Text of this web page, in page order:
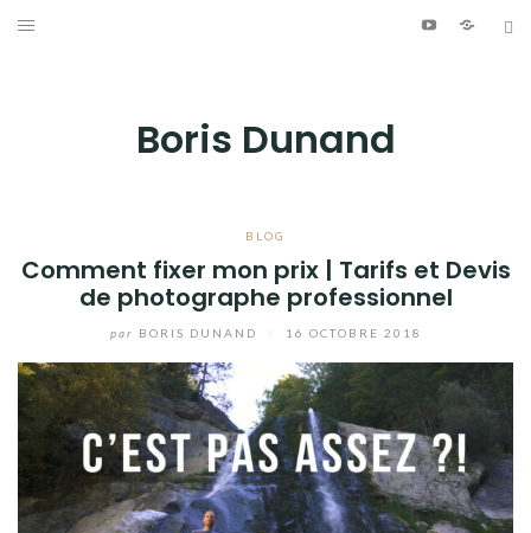
Aller
Youtube
Boris Dunand
BLOG
Comment fixer mon prix | Tarifs et Devis
de photographe professionnel
par BORIS DUNAND 16 OCTOBRE 2018
YoutubePatreonBluesky